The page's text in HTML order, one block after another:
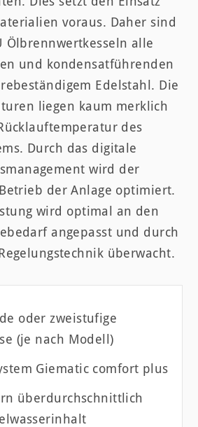
voraus. Daher sind
Ölbrennwertkesseln alle
und kondensatführenden
Edelstahl. Die
liegen kaum merklich
des
Durch das digitale
wird der
der Anlage optimiert.
wird optimal an den
angepasst und durch
überwacht.
oder zweistufige
(je nach Modell)
Giematic comfort plus
überdurchschnittlich